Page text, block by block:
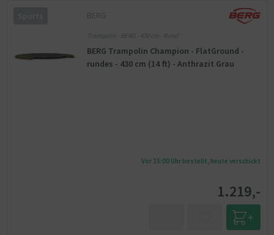
BERG
Trampolin - BERG - 430 cm - Rund
BERG Trampolin Champion - FlatGround -
rundes - 430 cm (14 ft) - Anthrazit Grau
Vor 15:00 Uhr bestellt, heute verschickt
1.219,-